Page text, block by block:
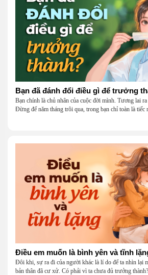
Bạn chính là chủ nhân của cuộc đời mình. Tương lai ra
Đừng để năm tháng trôi qua, trong bạn chỉ toàn là tiếc
Điều em muốn là bình yên và tĩnh
Đôi khi, sự ra đi của người khác là lí do để ta nhìn lại
bản thân đã cư xử. Có phải vì ta chưa đủ trưởng